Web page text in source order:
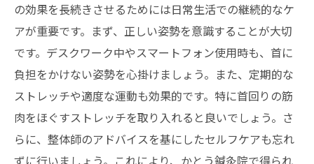
の効果を長続きさせるためには日常生活での継続的なケ
アが重要です。まず、正しい姿勢を意識することが大切
です。デスクワーク中やスマートフォン使用時も、首に
負担をかけない姿勢を心掛けましょう。また、定期的な
ストレッチや適度な運動も効果的です。特に首回りの筋
肉をほぐすストレッチを取り入れると良いでしょう。さ
らに、整体師のアドバイスを基にしたセルフケアも忘れ
ずに行いましょう。これにより、かとう鍼灸院で得られ